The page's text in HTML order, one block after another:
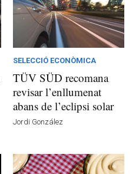
SELECCIÓ ECONÒMICA
TÜV SÜD recomana
revisar l’enllumenat
abans de l’eclipsi solar
Jordi González